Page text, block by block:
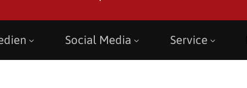
Social Media Service